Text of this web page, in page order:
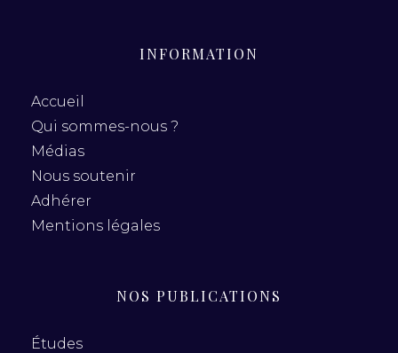
INFORMATION
Accueil
Qui sommes-nous ?
Médias
Nous soutenir
Adhérer
Mentions légales
NOS PUBLICATIONS
Études